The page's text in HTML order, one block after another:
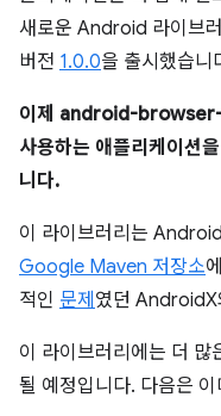
새로운 Android 라이브
버전 1.0.0을 출시했습니
이제 android-browser-
사용하는 애플리케이션
니다.
이 라이브러리는
Google Maven 저장소
적인 문제 였던 AndroidX
이 라이브러리에는 더 많
될 예정입니다. 다음은